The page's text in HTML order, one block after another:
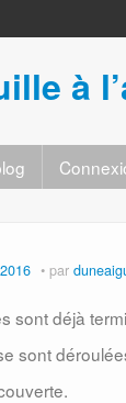
à
par
sont déjà
sont